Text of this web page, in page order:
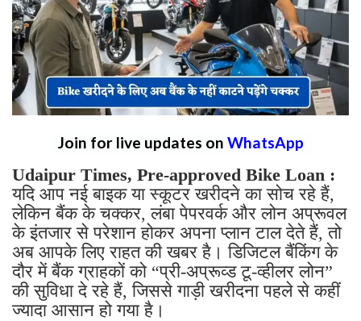
Join for live updates on WhatsApp
Udaipur Times, Pre-approved Bike Loan :
यदि आप नई बाइक या स्कूटर खरीदने का सोच रहे हैं,
लेकिन बैंक के चक्कर, लंबा पेपरवर्क और लोन अप्रूवल
के इंतजार से परेशान होकर अपना प्लान टाल देते हैं, तो
अब आपके लिए राहत की खबर है। डिजिटल बैंकिंग के
दौर में बैंक ग्राहकों को “प्री-अप्रूव्ड टू-व्हीलर लोन”
की सुविधा दे रहे हैं, जिससे गाड़ी खरीदना पहले से कहीं
ज्यादा आसान हो गया है।